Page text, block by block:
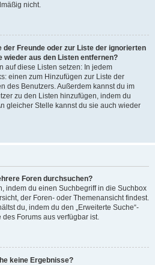
nicht.
der Freunde oder zur Liste der ignorierten
wieder aus den Listen entfernen?
auf diese Listen setzen: In jedem
einen zum Hinzufügen zur Liste der
des Benutzers. Außerdem kannst du im
zu den Listen hinzufügen, indem du
gleicher Stelle kannst du sie auch wieder
Foren durchsuchen?
indem du einen Suchbegriff in die Suchbox
der Foren- oder Themenansicht findest.
du, indem du den „Erweiterte Suche“-
Forums aus verfügbar ist.
keine Ergebnisse?